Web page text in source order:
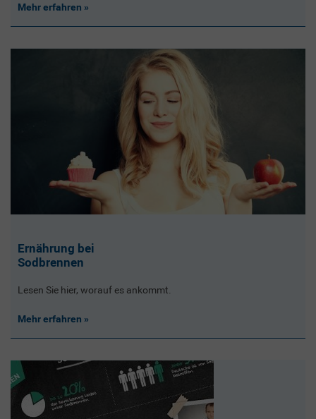
Mehr erfahren
Ernährung bei
Sodbrennen
Lesen Sie hier, worauf es ankommt.
Mehr erfahren